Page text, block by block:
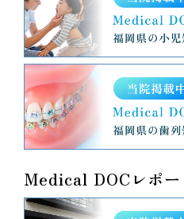
Medical DOCレポー